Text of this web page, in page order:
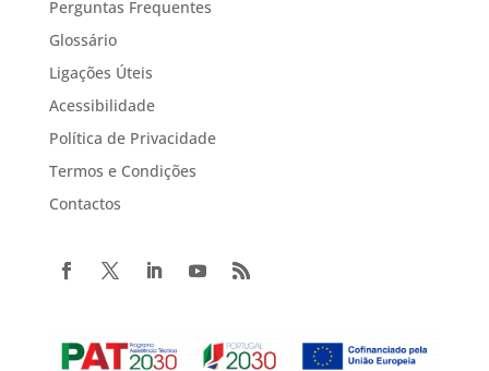
Perguntas Frequentes
Glossário
Ligações Úteis
Acessibilidade
Política de Privacidade
Termos e Condições
Contactos